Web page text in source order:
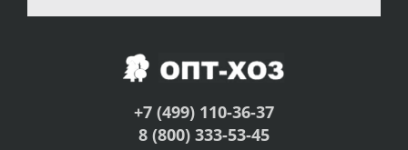
+7 (499) 110-36-37
8 (800) 333-53-45